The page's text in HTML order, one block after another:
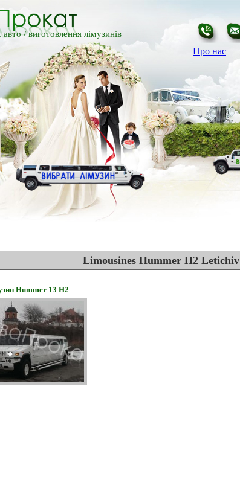
авто /виготовлення лімузинів
Про нас
Limousines Hummer H2 Letichiv
Hummer 13 H2